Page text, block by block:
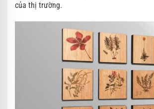
của thị trường.